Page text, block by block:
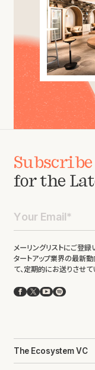
Subscribe
for the
メーリングリストにご登
タートアップ業界の最新
て、定期的にお送りさせて
Facebook
X YouTube
Spotify
The Ecosystem VC